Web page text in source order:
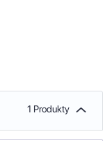
1 Produkty